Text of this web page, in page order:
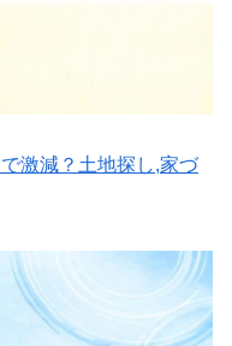
激減？土地探し,家づ